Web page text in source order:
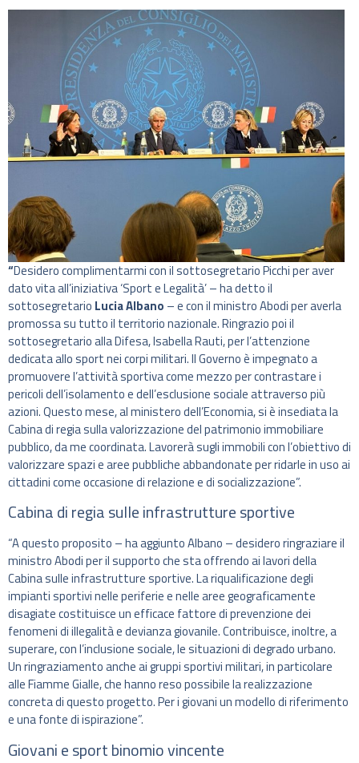
“Desidero complimentarmi con il sottosegretario Picchi per aver
dato vita all’iniziativa ‘Sport e Legalità’ – ha detto il
sottosegretario Lucia Albano – e con il ministro Abodi per averla
promossa su tutto il territorio nazionale. Ringrazio poi il
sottosegretario alla Difesa, Isabella Rauti, per l’attenzione
dedicata allo sport nei corpi militari. Il Governo è impegnato a
promuovere l’attività sportiva come mezzo per contrastare i
pericoli dell’isolamento e dell’esclusione sociale attraverso più
azioni. Questo mese, al ministero dell’Economia, si è insediata la
Cabina di regia sulla valorizzazione del patrimonio immobiliare
pubblico, da me coordinata. Lavorerà sugli immobili con l’obiettivo di
valorizzare spazi e aree pubbliche abbandonate per ridarle in uso ai
cittadini come occasione di relazione e di socializzazione”.
Cabina di regia sulle infrastrutture sportive
“A questo proposito – ha aggiunto Albano – desidero ringraziare il
ministro Abodi per il supporto che sta offrendo ai lavori della
Cabina sulle infrastrutture sportive. La riqualificazione degli
impianti sportivi nelle periferie e nelle aree geograficamente
disagiate costituisce un efficace fattore di prevenzione dei
fenomeni di illegalità e devianza giovanile. Contribuisce, inoltre, a
superare, con l’inclusione sociale, le situazioni di degrado urbano.
Un ringraziamento anche ai gruppi sportivi militari, in particolare
alle Fiamme Gialle, che hanno reso possibile la realizzazione
concreta di questo progetto. Per i giovani un modello di riferimento
e una fonte di ispirazione”.
Giovani e sport binomio vincente